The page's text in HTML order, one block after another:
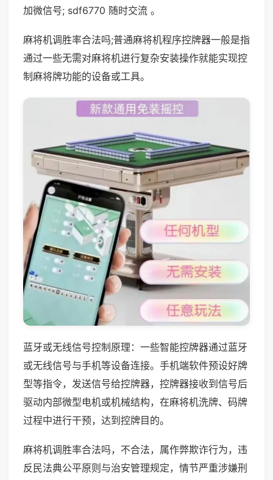
加微信号; sdf6770 随时交流 。
麻将机调胜率合法吗;普通麻将机程序控牌器一般是指
通过一些无需对麻将机进行复杂安装操作就能实现控
制麻将牌功能的设备或工具。
蓝牙或无线信号控制原理：一些智能控牌器通过蓝牙
或无线信号与手机等设备连接。手机端软件预设好牌
型等指令，发送信号给控牌器，控牌器接收到信号后
驱动内部微型电机或机械结构，在麻将机洗牌、码牌
过程中进行干预，达到控牌目的。
麻将机调胜率合法吗，不合法，属作弊欺诈行为，违
反民法典公平原则与治安管理规定，情节严重涉嫌刑